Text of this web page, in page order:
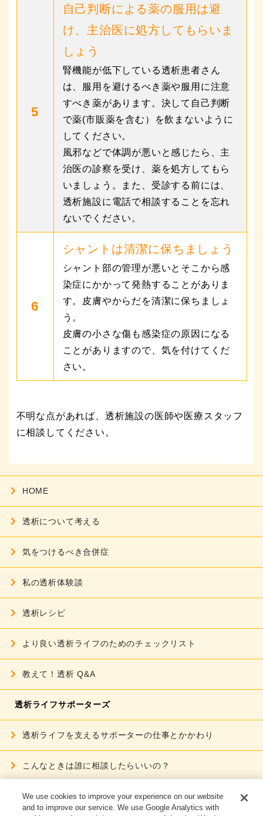
5
自己判断による薬の服用は避
け、主治医に処方してもらいま
しょう
腎機能が低下している透析患者さん
は、服用を避けるべき薬や服用に注意
すべき薬があります。決して自己判断
で薬(市販薬を含む）を飲まないように
してください。
風邪などで体調が悪いと感じたら、主
治医の診察を受け、薬を処方してもら
いましょう。また、受診する前には、
透析施設に電話で相談することを忘れ
ないでください。
6
シャントは清潔に保ちましょう
シャント部の管理が悪いとそこから感
染症にかかって発熱することがありま
す。皮膚やからだを清潔に保ちましょ
う。
皮膚の小さな傷も感染症の原因になる
ことがありますので、気を付けてくだ
さい。
不明な点があれば、透析施設の医師や医療スタッフ
に相談してください。
HOME
透析について考える
気をつけるべき合併症
私の透析体験談
透析レシピ
より良い透析ライフのためのチェックリスト
教えて！透析 Q&A
透析ライフサポーターズ
透析ライフを支えるサポーターの仕事とかかわり
こんなときは誰に相談したらいいの？
透析サポーター インタビュー
We use cookies to improve your experience on our website
and to improve our service. We use Google Analytics with